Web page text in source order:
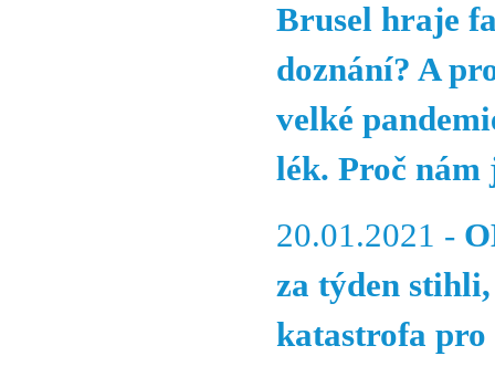
Brusel hraje
doznání? A
velké
lék. Proč nám
20.01.2021 -
za týden
katastrofa pro